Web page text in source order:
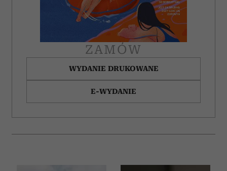
ZAMÓW
WYDANIE DRUKOWANE
E-WYDANIE